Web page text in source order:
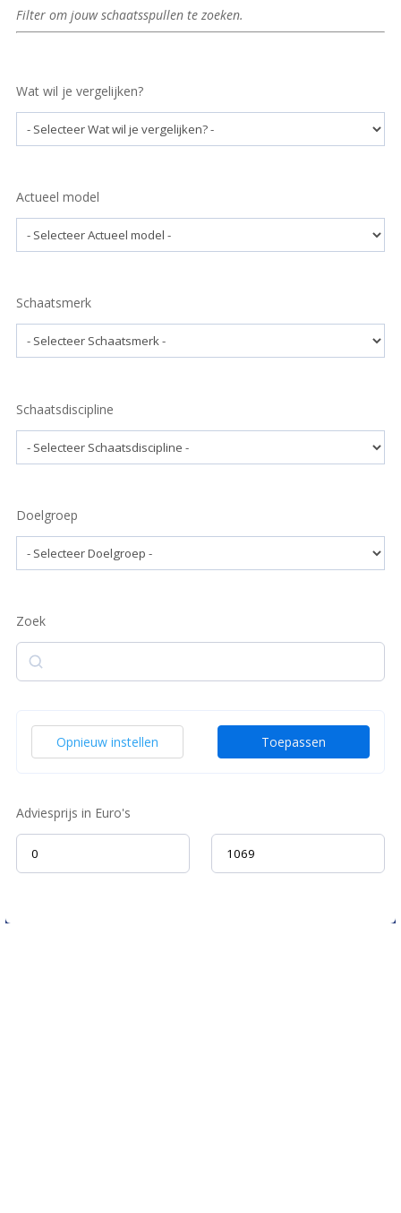
Filter om jouw schaatsspullen te zoeken.
Wat wil je vergelijken?
Actueel model
Schaatsmerk
Schaatsdiscipline
Doelgroep
Zoek
Zoek
Toepassen
Opnieuw instellen
Adviesprijs in Euro's